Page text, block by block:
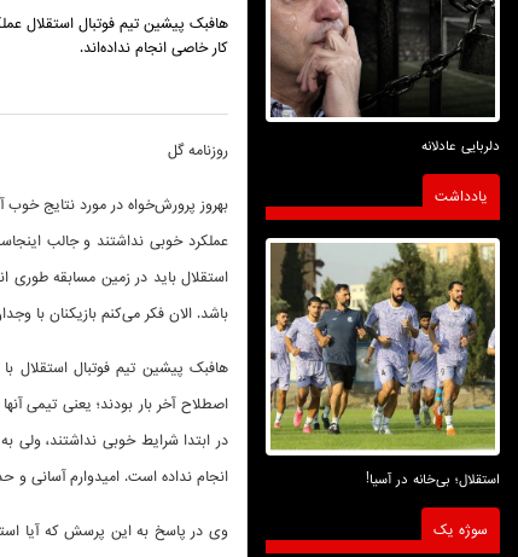
هافبک پیشین تیم فوتبال استقلال
کار خاصی انجام نداده‌اند.
روزنامه گل
بهروز پرورش‌خواه در مورد نتایج
عملکرد خوبی نداشتند و جالب
استقلال باید در زمین مسابقه طوری
باشد. الان فکر می‌کنم بازیکنان با
هافبک پیشین تیم فوتبال استقلال
اصطلاح آخر بار بودند؛ یعنی تیمی
در ابتدا شرایط خوبی نداشتند، ولی
انجام نداده است. امیدوارم آسانی و
وی در پاسخ به این پرسش که آیا
دلربایی عادلانه
یادداشت
استقلال؛ بی‌خانه در آسیا!
سوژه یک